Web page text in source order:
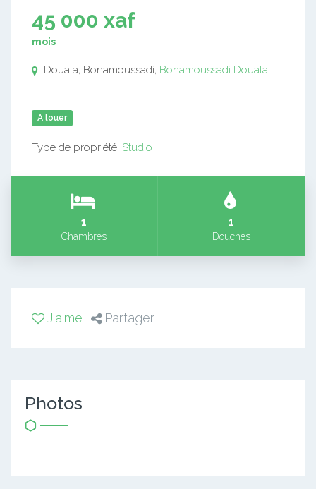
45 000 xaf
mois
Douala, Bonamoussadi, Bonamoussadi Douala
A louer
Type de propriété: Studio
1
Chambres
1
Douches
J'aime Partager
Photos